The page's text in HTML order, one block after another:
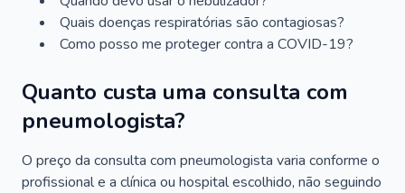
Quais doenças respiratórias são contagiosas?
Como posso me proteger contra a COVID-19?
Quanto custa uma consulta com
pneumologista?
O preço da consulta com pneumologista varia conforme o
profissional e a clínica ou hospital escolhido, não seguindo